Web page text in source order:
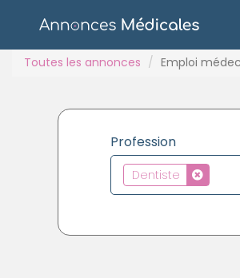
Toutes les annonces Emploi
Profession
Dentiste